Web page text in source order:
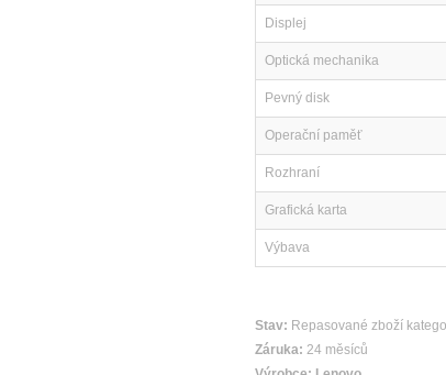
Displej
Optická mechanika
Pevný disk
Operační paměť
Rozhraní
Grafická karta
Výbava
Stav: Repasované zboží
Záruka: 24 měsíců